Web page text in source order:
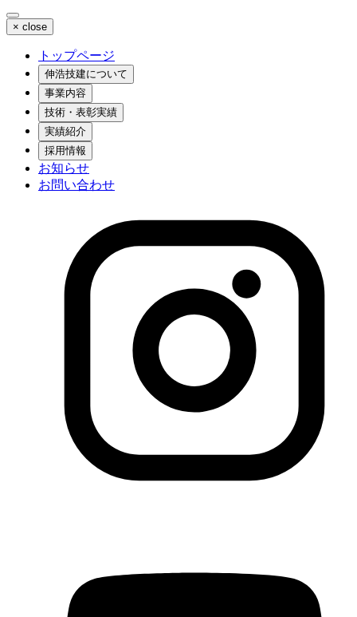
× close
トップページ
伸浩技建について
事業内容
技術・表彰実績
実績紹介
採用情報
お知らせ
お問い合わせ